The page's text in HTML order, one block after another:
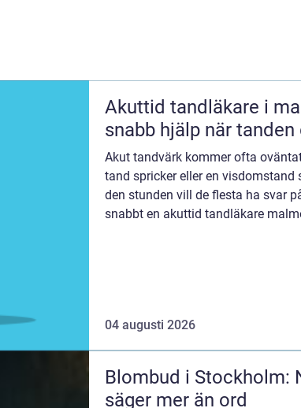
Akuttid tandläkare i malmö så
snabb hjälp när tanden
Akut tandvärk kommer ofta
tand spricker eller en visdomstand
den stunden vill de flesta ha svar
snabbt en akuttid tandläkare
04 augusti 2026
Blombud i Stockholm:
säger mer än ord